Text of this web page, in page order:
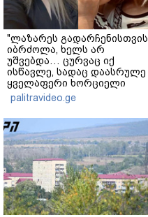
"ლაზარეს გადარჩენისთვის
იბრძოლა, ხელს არ
უშვებდა… ცურვაც იქ
ისწავლე, სადაც დაასრულე
ყველაფერი ხორციელი
ცხოვრებიდან" – რას წერს
ხობში დაღუპული დედა-
შვილის ახლობელი?
palitravideo.ge